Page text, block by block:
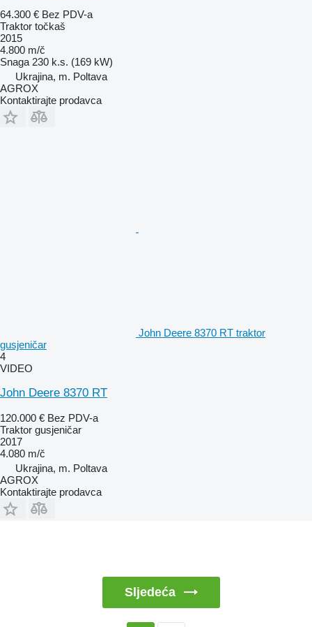
64.300 € Bez PDV-a
Traktor točkaš
2015
4.800 m/č
Snaga 230 k.s. (169 kW)
Ukrajina, m. Poltava
AGROX
Kontaktirajte prodavca
John Deere 8370 RT traktor
gusjeničar
4
VIDEO
John Deere 8370 RT
120.000 € Bez PDV-a
Traktor gusjeničar
2017
4.080 m/č
Ukrajina, m. Poltava
AGROX
Kontaktirajte prodavca
Sljedeća